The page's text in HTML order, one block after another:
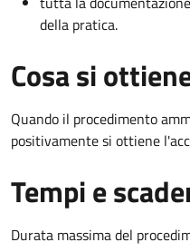
della pratica.
Cosa si
Quando il procedimento
positivamente si ottiene
Tempi e
Durata massima del